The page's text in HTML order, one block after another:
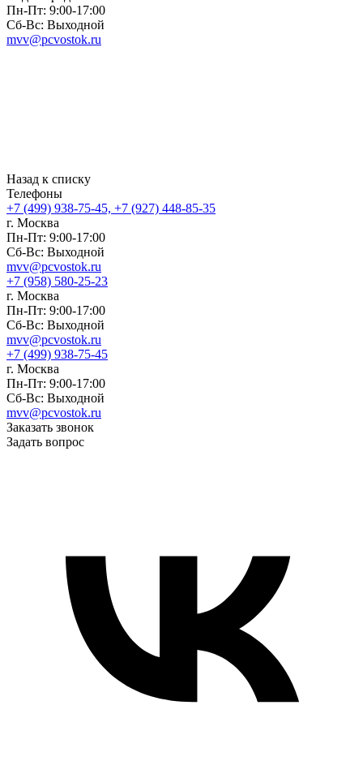
Пн-Пт: 9:00-17:00
Сб-Вс: Выходной
mvv@pcvostok.ru
Назад к списку
Телефоны
+7 (499) 938-75-45, +7 (927) 448-85-35
г. Москва
Пн-Пт: 9:00-17:00
Сб-Вс: Выходной
mvv@pcvostok.ru
+7 (958) 580-25-23
г. Москва
Пн-Пт: 9:00-17:00
Сб-Вс: Выходной
mvv@pcvostok.ru
+7 (499) 938-75-45
г. Москва
Пн-Пт: 9:00-17:00
Сб-Вс: Выходной
mvv@pcvostok.ru
Заказать звонок
Задать вопрос